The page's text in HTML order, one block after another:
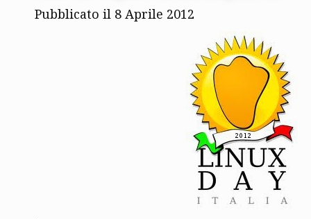
Pubblicato il 8 Aprile 2012